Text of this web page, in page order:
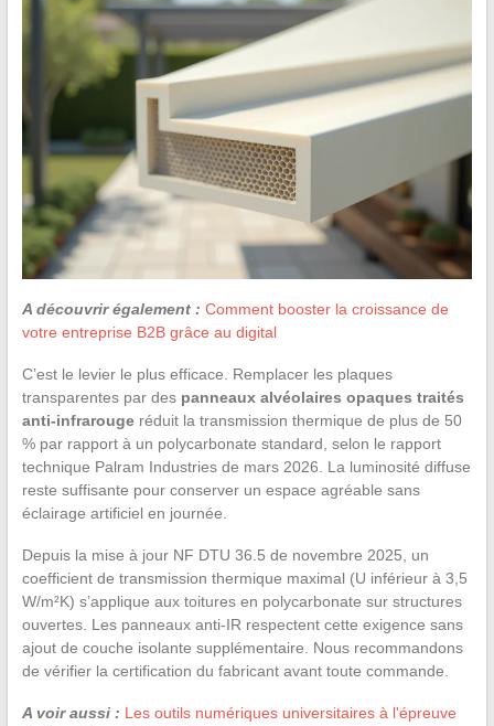
A découvrir également : Comment booster la croissance de
votre entreprise B2B grâce au digital
C’est le levier le plus efficace. Remplacer les plaques
transparentes par des panneaux alvéolaires opaques traités
anti-infrarougeréduit la transmission thermique de plus de 50
% par rapport à un polycarbonate standard, selon le rapport
technique Palram Industries de mars 2026. La luminosité diffuse
reste suffisante pour conserver un espace agréable sans
éclairage artificiel en journée.
Depuis la mise à jour NF DTU 36.5 de novembre 2025, un
coefficient de transmission thermique maximal (U inférieur à 3,5
W/m²K) s’applique aux toitures en polycarbonate sur structures
ouvertes. Les panneaux anti-IR respectent cette exigence sans
ajout de couche isolante supplémentaire. Nous recommandons
de vérifier la certification du fabricant avant toute commande.
A voir aussi : Les outils numériques universitaires à l'épreuve